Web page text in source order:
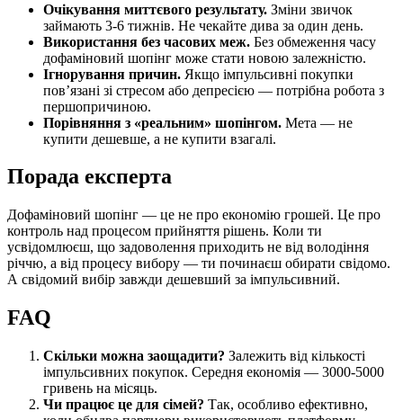
Очікування миттєвого результату. Зміни звичок
займають 3-6 тижнів. Не чекайте дива за один день.
Використання без часових меж. Без обмеження часу
дофаміновий шопінг може стати новою залежністю.
Ігнорування причин. Якщо імпульсивні покупки
пов’язані зі стресом або депресією — потрібна робота з
першопричиною.
Порівняння з «реальним» шопінгом. Мета — не
купити дешевше, а не купити взагалі.
Порада експерта
Дофаміновий шопінг — це не про економію грошей. Це про
контроль над процесом прийняття рішень. Коли ти
усвідомлюєш, що задоволення приходить не від володіння
річчю, а від процесу вибору — ти починаєш обирати свідомо.
А свідомий вибір завжди дешевший за імпульсивний.
FAQ
Скільки можна заощадити? Залежить від кількості
імпульсивних покупок. Середня економія — 3000-5000
гривень на місяць.
Чи працює це для сімей? Так, особливо ефективно,